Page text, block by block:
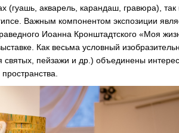
(гуашь, акварель, карандаш, гравюра), так
Важным компонентом экспозиции
Иоанна Кронштадтского «Моя
Как весьма условный
святых, пейзажи и др.) объединены